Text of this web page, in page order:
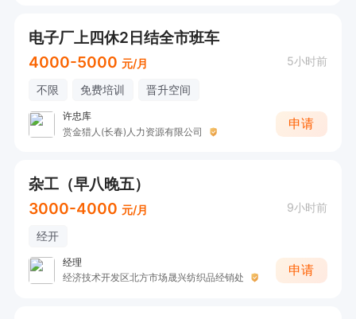
电子厂上四休2日结全市班车
4000-5000 元/月 5小时前
不限 免费培训 晋升空间
许忠库
赏金猎人(长春)人力资源有限公司
申请
杂工（早八晚五）
3000-4000 元/月 9小时前
经开
经理
经济技术开发区北方市场晟兴纺织品经销处
申请